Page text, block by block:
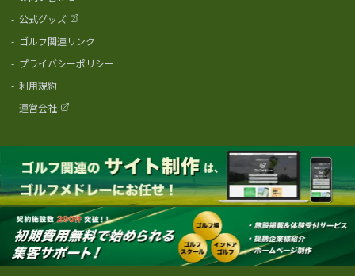
- 公式グッズ
- ゴルフ関連リンク
- プライバシーポリシー
- 利用規約
- 運営会社